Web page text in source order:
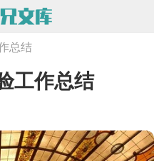
总结
工作总结